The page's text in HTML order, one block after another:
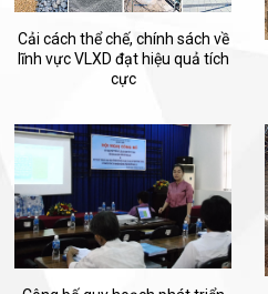
Cải cách thể chế, chính sách về
lĩnh vực VLXD đạt hiệu quả tích
cực